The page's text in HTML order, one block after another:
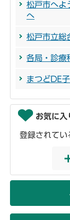
松戸市へよ
へ
松戸市立総
各局・診療
まつどDE
お気に入
登録されてい